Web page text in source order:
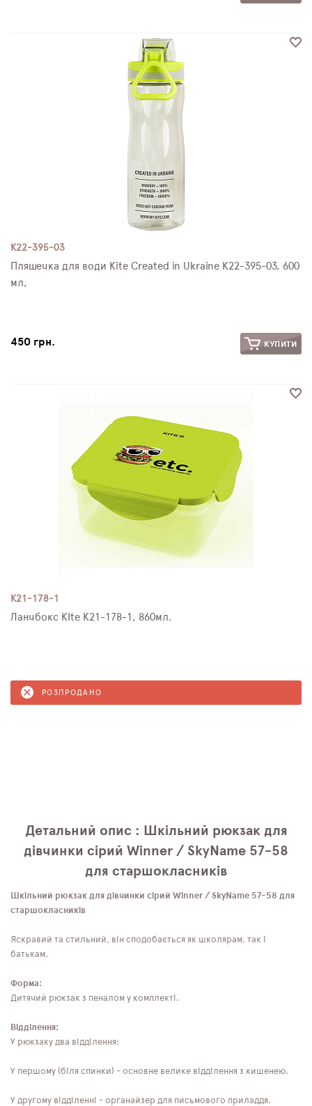
K22-395-03
Пляшечка для води Kite Created in Ukraine K22-395-03, 600
мл,
450 грн. КУПИТИ
K21-178-1
Ланчбокс KIte K21-178-1, 860мл.
РОЗПРОДАНО
Детальний опис : Шкільний рюкзак для
дівчинки сірий Winner / SkyNamе 57-58
для старшокласників
Шкільний рюкзак для дівчинки сірий Winner / SkyNamе 57-58 для
старшокласників
Яскравий та стильний, він сподобається як школярам, ​​так і
батькам.
Форма:
Дитячий рюкзак з пеналом у комплекті.
Відділення:
У рюкзаку два відділення:
У першому (біля спинки) - основне велике відділення з кишенею.
У другому відділенні - органайзер для письмового приладдя.